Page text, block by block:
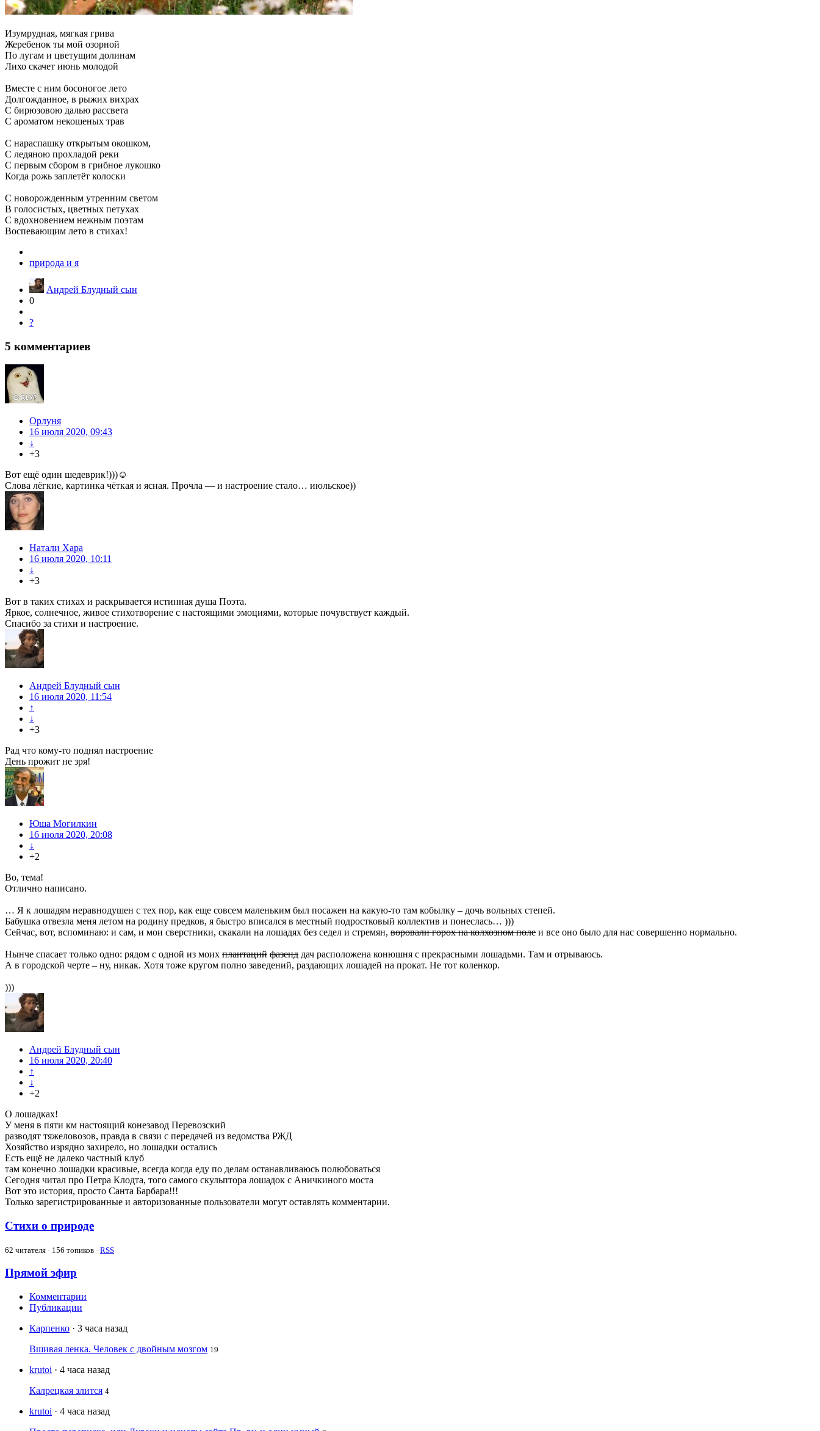
Изумрудная, мягкая грива
Жеребенок ты мой озорной
По лугам и цветущим долинам
Лихо скачет июнь молодой
Вместе с ним босоногое лето
Долгожданное, в рыжих вихрах
С бирюзовою далью рассвета
С ароматом некошеных трав
С нараспашку открытым окошком,
С ледяною прохладой реки
С первым сбором в грибное лукошко
Когда рожь заплетёт колоски
С новорожденным утренним светом
В голосистых, цветных петухах
С вдохновением нежным поэтам
Воспевающим лето в стихах!
природа и я
Андрей Блудный сын
0
?
5 комментариев
Орлуня
16 июля 2020, 09:43
↓
+3
Вот ещё один шедеврик!)))☺
Слова лёгкие, картинка чёткая и ясная. Прочла — и настроение стало… июльское))
Натали Хара
16 июля 2020, 10:11
↓
+3
Вот в таких стихах и раскрывается истинная душа Поэта.
Яркое, солнечное, живое стихотворение с настоящими эмоциями, которые почувствует каждый.
Спасибо за стихи и настроение.
Андрей Блудный сын
16 июля 2020, 11:54
↑
↓
+3
Рад что кому-то поднял настроение
День прожит не зря!
Юша Могилкин
16 июля 2020, 20:08
↓
+2
Во, тема!
Отлично написано.
… Я к лошадям неравнодушен с тех пор, как еще совсем маленьким был посажен на какую-то там кобылку – дочь вольных степей.
Бабушка отвезла меня летом на родину предков, я быстро вписался в местный подростковый коллектив и понеслась… )))
Сейчас, вот, вспоминаю: и сам, и мои сверстники, скакали на лошадях без седел и стремян, воровали горох на колхозном поле и все оно было для нас совершенно нормально.
Нынче спасает только одно: рядом с одной из моих плантаций фазенд дач расположена конюшня с прекрасными лошадьми. Там и отрываюсь.
А в городской черте – ну, никак. Хотя тоже кругом полно заведений, раздающих лошадей на прокат. Не тот коленкор.
)))
Андрей Блудный сын
16 июля 2020, 20:40
↑
↓
+2
О лошадках!
У меня в пяти км настоящий конезавод Перевозский
разводят тяжеловозов, правда в связи с передачей из ведомства РЖД
Хозяйство изрядно захирело, но лошадки остались
Есть ещё не далеко частный клуб
там конечно лошадки красивые, всегда когда еду по делам останавливаюсь полюбоваться
Сегодня читал про Петра Клодта, того самого скульптора лошадок с Аничкиного моста
Вот это история, просто Санта Барбара!!!
Только зарегистрированные и авторизованные пользователи могут оставлять комментарии.
Стихи о природе
62 читателя · 156 топиков · RSS
Прямой эфир
Комментарии
Публикации
Карпенко · 3 часа назад
Вшивая ленка. Человек с двойным мозгом 19
krutoi · 4 часа назад
Калрецкая злится 4
krutoi · 4 часа назад